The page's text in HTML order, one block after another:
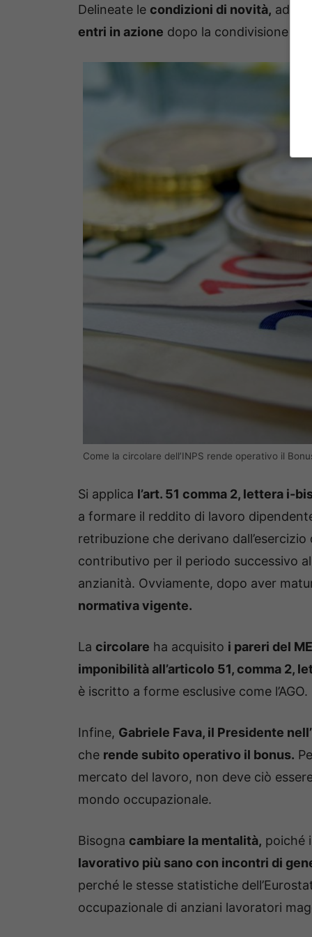
Delineate le condizioni di novità,
entri in azione dopo la condivisione
Come la circolare dell’INPS rende operativo il
Si applica l’art. 51 comma 2, lettera i-
a formare il reddito di lavoro
retribuzione che derivano
contributivo per il periodo successivo
anzianità. Ovviamente, dopo aver
normativa vigente.
La circolare ha acquisito i pareri del
imponibilità all’articolo 51, comma 2,
è iscritto a forme esclusive come l’AGO.
Infine, Gabriele Fava, il Presidente
che rende subito operativo il bonus.
mercato del lavoro, non deve ciò
mondo occupazionale.
Bisogna cambiare la mentalità, poiché
lavorativo più sano con incontri di
perché le stesse statistiche
occupazionale di anziani lavoratori